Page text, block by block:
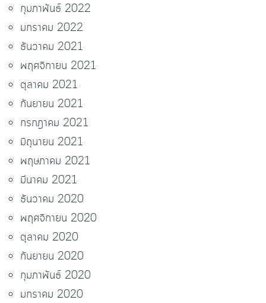
กุมภาพันธ์ 2022
มกราคม 2022
ธันวาคม 2021
พฤศจิกายน 2021
ตุลาคม 2021
กันยายน 2021
กรกฎาคม 2021
มิถุนายน 2021
พฤษภาคม 2021
มีนาคม 2021
ธันวาคม 2020
พฤศจิกายน 2020
ตุลาคม 2020
กันยายน 2020
กุมภาพันธ์ 2020
มกราคม 2020